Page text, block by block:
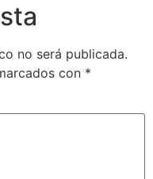
no será publicada.
con *